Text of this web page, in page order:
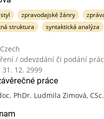
zpravodajské žánry
struktura
syntaktická analýza
/ odevzdání či podání
12. 2999
práce
PhDr. Ludmila Zimová, CSc.